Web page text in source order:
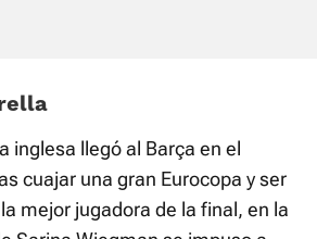
inglesa llegó al Barça en el
cuajar una gran Eurocopa y ser
mejor jugadora de la final, en la